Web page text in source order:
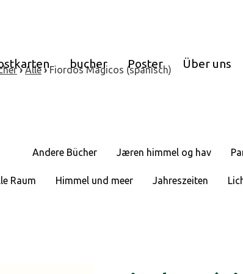
bucher Poster Über uns
›Alle ›Fiordos Mágicos (spanisch)
Andere Bücher Jæren himmel og hav
Raum Himmel und meer Jahreszeiten